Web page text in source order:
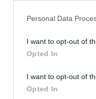
Personal Data
I want to opt-out of
Opted In
I want to opt-out of
Opted In
a titolo definitivo di
quadriennale che